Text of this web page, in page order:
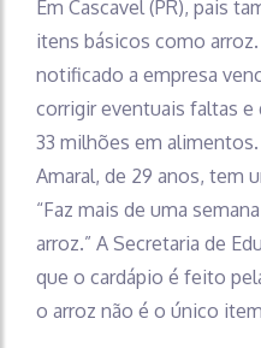
Em Cascavel (PR), pais
itens básicos como
notificado a empresa
corrigir eventuais faltas
33 milhões em
Amaral, de 29 anos, tem
“Faz mais de uma
arroz.” A Secretaria de
que o cardápio é feito
o arroz não é o único